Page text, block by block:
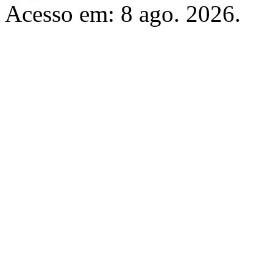
Acesso em: 8 ago. 2026.